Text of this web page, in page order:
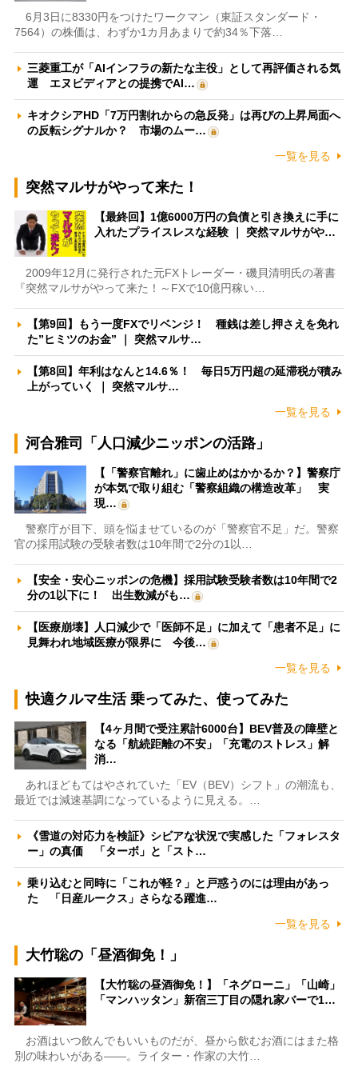
6月3日に8330円をつけたワークマン（東証スタンダード・
7564）の株価は、わずか1カ月あまりで約34％下落…
三菱重工が「AIインフラの新たな主役」として再評価される気
運 エヌビディアとの提携でAI…
キオクシアHD「7万円割れからの急反発」は再びの上昇局面へ
の反転シグナルか？ 市場のムー…
一覧を見る
突然マルサがやって来た！
【最終回】1億6000万円の負債と引き換えに手に
入れたプライスレスな経験 ｜ 突然マルサがや…
2009年12月に発行された元FXトレーダー・磯貝清明氏の著書
『突然マルサがやって来た！～FXで10億円稼い…
【第9回】もう一度FXでリベンジ！ 種銭は差し押さえを免れ
た”ヒミツのお金” ｜ 突然マルサ…
【第8回】年利はなんと14.6％！ 毎日5万円超の延滞税が積み
上がっていく ｜ 突然マルサ…
一覧を見る
河合雅司「人口減少ニッポンの活路」
【「警察官離れ」に歯止めはかかるか？】警察庁
が本気で取り組む「警察組織の構造改革」 実
現…
警察庁が目下、頭を悩ませているのが「警察官不足」だ。警察
官の採用試験の受験者数は10年間で2分の1以…
【安全・安心ニッポンの危機】採用試験受験者数は10年間で2
分の1以下に！ 出生数減がも…
【医療崩壊】人口減少で「医師不足」に加えて「患者不足」に
見舞われ地域医療が限界に 今後…
一覧を見る
快適クルマ生活 乗ってみた、使ってみた
【4ヶ月間で受注累計6000台】BEV普及の障壁と
なる「航続距離の不安」「充電のストレス」解
消…
あれほどもてはやされていた「EV（BEV）シフト」の潮流も、
最近では減速基調になっているように見える。…
《雪道の対応力を検証》シビアな状況で実感した「フォレスタ
ー」の真価 「ターボ」と「スト…
乗り込むと同時に「これが軽？」と戸惑うのには理由があっ
た 「日産ルークス」さらなる躍進…
一覧を見る
大竹聡の「昼酒御免！」
【大竹聡の昼酒御免！】「ネグローニ」「山崎」
「マンハッタン」新宿三丁目の隠れ家バーで1…
お酒はいつ飲んでもいいものだが、昼から飲むお酒にはまた格
別の味わいがある――。ライター・作家の大竹…